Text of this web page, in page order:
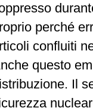
perché
confluiti
questo
Il